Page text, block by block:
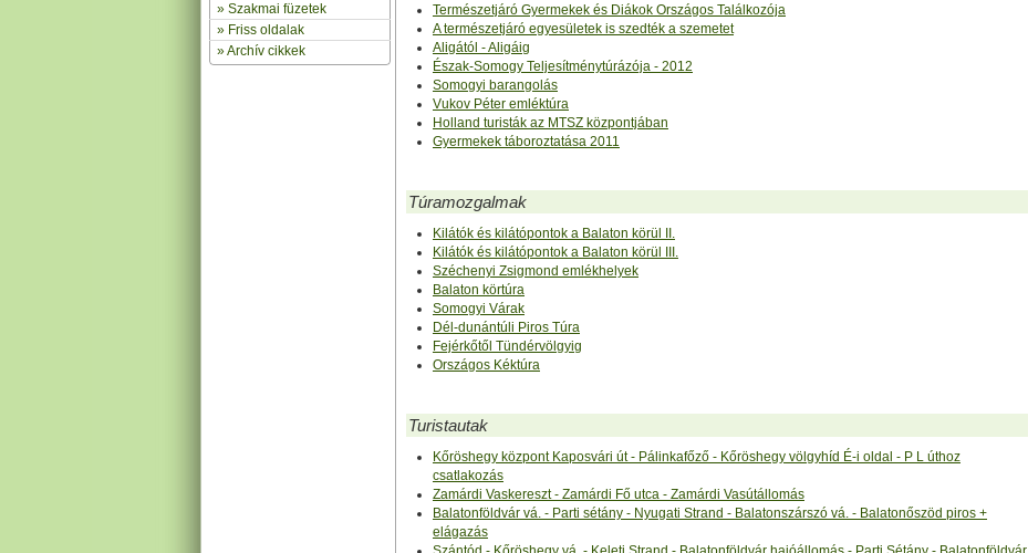
» Szakmai füzetek
» Friss oldalak
»Archív cikkek
Természetjáró Gyermekek és Diákok Országos Találkozója
A természetjáró egyesületek is szedték a szemetet
Aligától - Aligáig
Észak-Somogy Teljesítménytúrázója - 2012
Somogyi barangolás
Vukov Péter emléktúra
Holland turisták az MTSZ központjában
Gyermekek táboroztatása 2011
Túramozgalmak
Kilátók és kilátópontok a Balaton körül II.
Kilátók és kilátópontok a Balaton körül III.
Széchenyi Zsigmond emlékhelyek
Balaton körtúra
Somogyi Várak
Dél-dunántúli Piros Túra
Fejérkőtől Tündérvölgyig
Országos Kéktúra
Turistautak
Kőröshegy központ Kaposvári út - Pálinkafőző - Kőröshegy völgyhíd É-i oldal - P L úthoz
csatlakozás
Zamárdi Vaskereszt - Zamárdi Fő utca - Zamárdi Vasútállomás
Balatonföldvár vá. - Parti sétány - Nyugati Strand - Balatonszárszó vá. - Balatonőszöd piros +
elágazás